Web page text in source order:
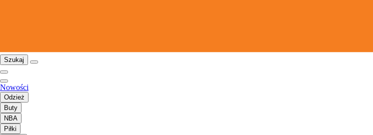
Szukaj
Nowości
Odzież
Buty
NBA
Piłki